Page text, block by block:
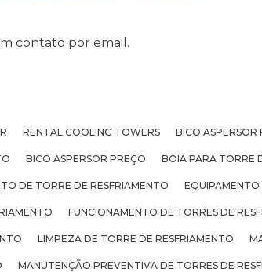
contato por email.
RENTAL COOLING TOWERS BICO
BICO ASPERSOR PREÇO BOIA PARA TORRE
DE TORRE DE RESFRIAMENTO EQUIPAMENTO
FUNCIONAMENTO DE TORRES DE
LIMPEZA DE TORRE DE RESFRIAMENTO
MANUTENÇÃO PREVENTIVA DE TORRES DE